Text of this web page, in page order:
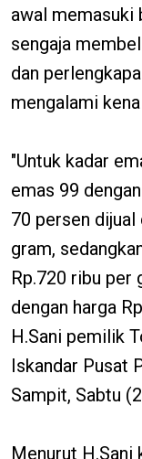
awal memasuki
sengaja
dan
mengalami
"Untuk kadar
emas 99
70 persen dijual
gram,
Rp.720 ribu per
dengan harga
H.Sani pemilik
Iskandar Pusat
Sampit, Sabtu
Menurut H.Sani